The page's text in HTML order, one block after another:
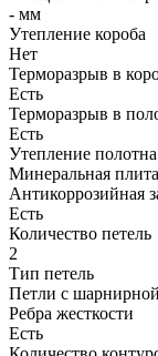
- мм
Утепление короба
Нет
Терморазрыв в
Есть
Терморазрыв в
Есть
Утепление полотна
Минеральная
Антикоррозийная
Есть
Количество петель
2
Тип петель
Петли с
Ребра жесткости
Есть